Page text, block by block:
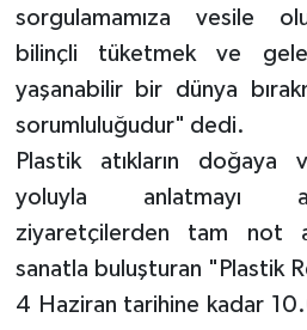
sorgulamamıza vesile
bilinçli tüketmek ve
yaşanabilir bir dünya
sorumluluğudur" dedi.
Plastik atıkların doğaya
yoluyla anlatmayı
ziyaretçilerden tam not
sanatla buluşturan "Plastik
4 Haziran tarihine kadar